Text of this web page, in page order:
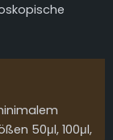
50μl, 100μl,